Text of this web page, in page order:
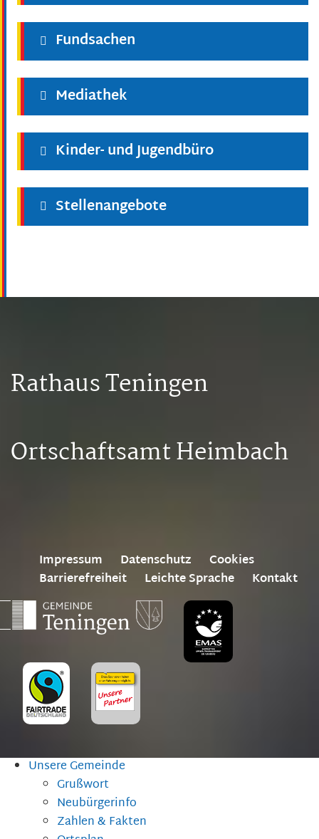
Fundsachen
Mediathek
Kinder- und Jugendbüro
Stellenangebote
Rathaus Teningen
Ortschaftsamt Heimbach
Impressum Datenschutz
Cookies
Barrierefreiheit
Leichte Sprache Kontakt
Unsere Gemeinde
Grußwort
Neubürgerinfo
Zahlen & Fakten